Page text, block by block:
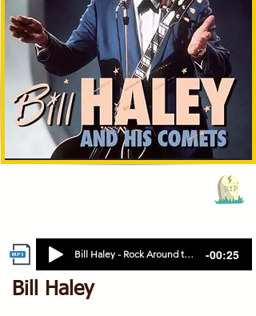
Bill Haley - Rock Around the Clock -00:25
Bill Haley